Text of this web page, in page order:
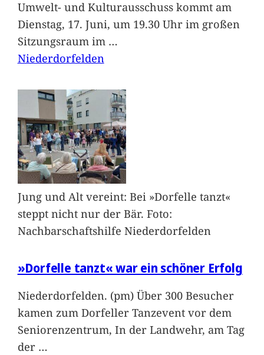
Umwelt- und Kulturausschuss kommt am
Dienstag, 17. Juni, um 19.30 Uhr im großen
Sitzungsraum im …
Niederdorfelden
Jung und Alt vereint: Bei »Dorfelle tanzt«
steppt nicht nur der Bär. Foto:
Nachbarschaftshilfe Niederdorfelden
»Dorfelle tanzt« war ein schöner Erfolg
Niederdorfelden. (pm) Über 300 Besucher
kamen zum Dorfeller Tanzevent vor dem
Seniorenzentrum, In der Landwehr, am Tag
der …